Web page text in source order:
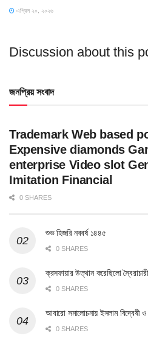
এপ্রিল ২০, ২০২৬
Discussion about this
জনপ্রিয় সংবাদ
Trademark Web based
Expensive diamonds
enterprise Video slot
Imitation Financial
0 SHARES
শুভ হিজরি নববর্ষ ১৪৪৫
0 SHARES
ক্রসফায়ার উত্থান করেছিলো
0 SHARES
আবারো সমালোচনায় ইসলাম বিদ্বেষী ও
0 SHARES